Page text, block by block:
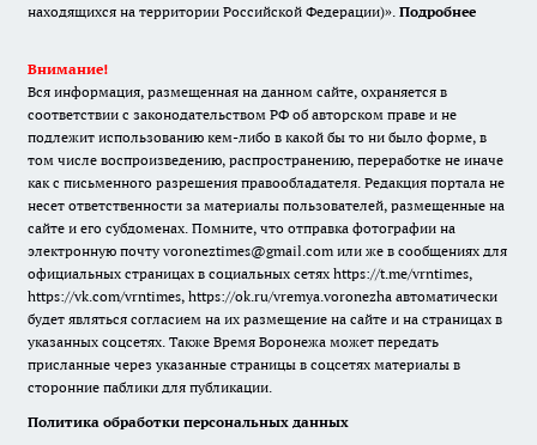
находящихся на территории Российской Федерации)». Подробнее
Внимание!
Вся информация, размещенная на данном сайте, охраняется в
соответствии с законодательством РФ об авторском праве и не
подлежит использованию кем-либо в какой бы то ни было форме, в
том числе воспроизведению, распространению, переработке не иначе
как с письменного разрешения правообладателя. Редакция портала не
несет ответственности за материалы пользователей, размещенные на
сайте и его субдоменах. Помните, что отправка фотографии на
электронную почту voroneztimes@gmail.com или же в сообщениях для
официальных страницах в социальных сетях https://t.me/vrntimes,
https://vk.com/vrntimes, https://ok.ru/vremya.voronezha автоматически
будет являться согласием на их размещение на сайте и на страницах в
указанных соцсетях. Также Время Воронежа может передать
присланные через указанные страницы в соцсетях материалы в
сторонние паблики для публикации.
Политика обработки персональных данных